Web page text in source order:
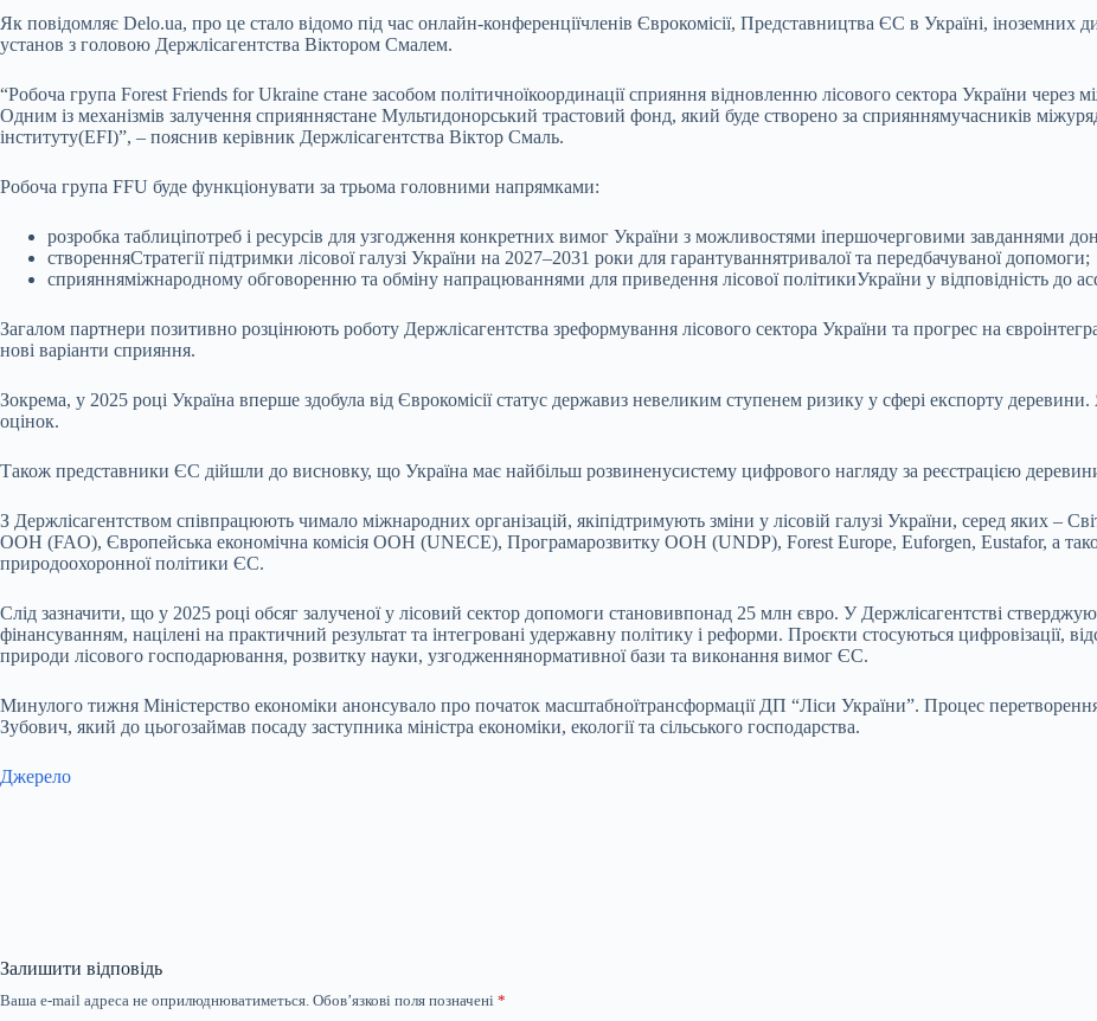
Як повідомляє Delo.ua, про це стало відомо під час онлайн-конференціїчленів Єврокомісії, Представництва ЄС в Україні,
установ з головою Держлісагентства Віктором Смалем.
“Робоча група Forest Friends for Ukraine стане засобом політичноїкоординації сприяння відновленню лісового сектора України
Одним із механізмів залучення сприяннястане Мультидонорський трастовий фонд, який буде створено за сприяннямучасників
інституту(EFI)”, – пояснив керівник Держлісагентства Віктор Смаль.
Робоча група FFU буде функціонувати за трьома головними напрямками:
розробка таблиціпотреб і ресурсів для узгодження конкретних вимог України з можливостями іпершочерговими завданнями
створенняСтратегії підтримки лісової галузі України на 2027–2031 роки для гарантуваннятривалої та передбачуваної допомоги;
сприянняміжнародному обговоренню та обміну напрацюваннями для приведення лісової політикиУкраїни у відповідність до
Загалом партнери позитивно розцінюють роботу Держлісагентства зреформування лісового сектора України та прогрес на
нові варіанти сприяння.
Зокрема, у 2025 році Україна вперше здобула від Єврокомісії статус державиз невеликим ступенем ризику у сфері експорту
оцінок.
Також представники ЄС дійшли до висновку, що Україна має найбільш розвиненусистему цифрового нагляду за реєстрацією
З Держлісагентством співпрацюють чимало міжнародних організацій, якіпідтримують зміни у лісовій галузі України, серед яких –
ООН (FAO), Європейська економічна комісія ООН (UNECE), Програмарозвитку ООН (UNDP), Forest Europe, Euforgen, Eustafor, а також
природоохоронної політики ЄС.
Слід зазначити, що у 2025 році обсяг залученої у лісовий сектор допомоги становивпонад 25 млн євро. У Держлісагентстві
фінансуванням, націлені на практичний результат та інтегровані удержавну політику і реформи. Проєкти стосуються цифровізації,
природи лісового господарювання, розвитку науки, узгодженнянормативної бази та виконання вимог ЄС.
Минулого тижня Міністерство економіки анонсувало про початок масштабноїтрансформації ДП “Ліси України”. Процес
Зубович, який до цьогозаймав посаду заступника міністра економіки, екології та сільського господарства.
Джерело
Залишити відповідь
Ваша e-mail адреса не оприлюднюватиметься. Обов’язкові поля позначені *